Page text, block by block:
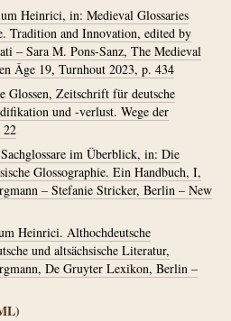
Heinrici, in: Medieval Glossaries
Tradition and Innovation, edited by
– Sara M. Pons-Sanz, The Medieval
Âge 19, Turnhout 2023, p. 434
Glossen, Zeitschrift für deutsche
und -verlust. Wege der
22
im Überblick, in: Die
Glossographie. Ein Handbuch, I,
– Stefanie Stricker, Berlin – New
Heinrici. Althochdeutsche
und altsächsische Literatur,
De Gruyter Lexikon, Berlin –